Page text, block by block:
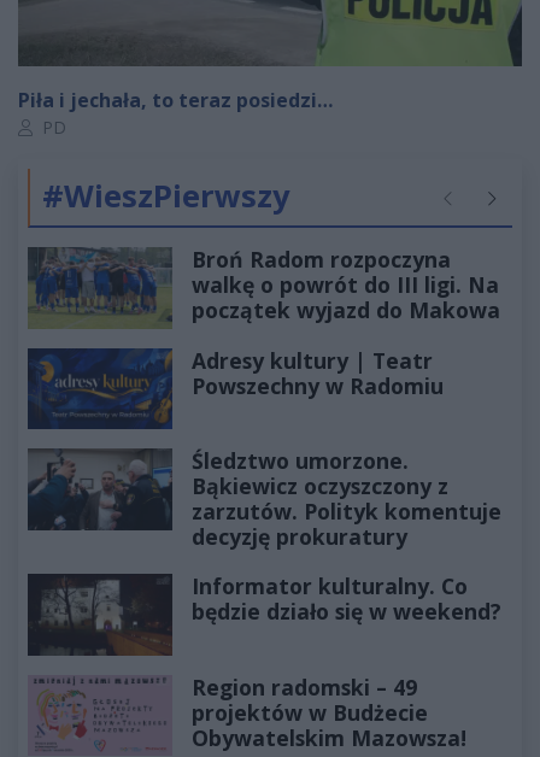
Piła i jechała, to teraz posiedzi…
Autor artykułu:
PD
#WieszPierwszy Poprzednie
Broń Radom rozpoczyna
walkę o powrót do III ligi. Na
początek wyjazd do Makowa
Adresy kultury | Teatr
Powszechny w Radomiu
Śledztwo umorzone.
Bąkiewicz oczyszczony z
zarzutów. Polityk komentuje
decyzję prokuratury
Informator kulturalny. Co
będzie działo się w weekend?
Region radomski – 49
projektów w Budżecie
Obywatelskim Mazowsza!